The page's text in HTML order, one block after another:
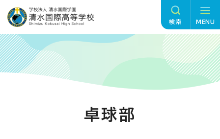
ロ
ー
バ
ル
文
へ
ー
カ
ル
ナ
ッ
タ
ー
へ
検索 MENU
卓球部